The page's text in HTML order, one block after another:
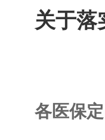
关于落
各医保